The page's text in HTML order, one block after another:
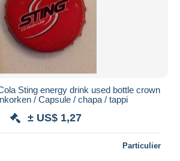
Sting energy drink used bottle crown
/ Capsule / chapa / tappi
± US$ 1,27
Particulier